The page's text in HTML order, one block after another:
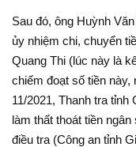
Sau đó, ông Huỳnh
ủy nhiệm chi, chuyển
Quang Thi (lúc này là
chiếm đoạt số tiền này,
11/2021, Thanh tra
làm thất thoát tiền
điều tra (Công an tỉnh